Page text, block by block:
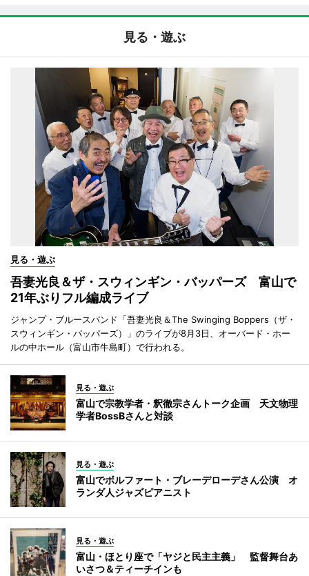
見る・遊ぶ
見る・遊ぶ
吾妻光良＆ザ・スウィンギン・バッパーズ 富山で
21年ぶりフル編成ライブ
ジャンプ・ブルースバンド「吾妻光良＆The Swinging Boppers（ザ・
スウィンギン・バッパーズ）」のライブが8月3日、オーバード・ホー
ルの中ホール（富山市牛島町）で行われる。
見る・遊ぶ
富山で宗教学者・釈徹宗さんトーク企画 天文物理
学者BossBさんと対談
見る・遊ぶ
富山でボルファート・ブレーデローデさん公演 オ
ランダ人ジャズピアニスト
見る・遊ぶ
富山・ほとり座で「ヤジと民主主義」 監督舞台あ
いさつ＆ティーチインも